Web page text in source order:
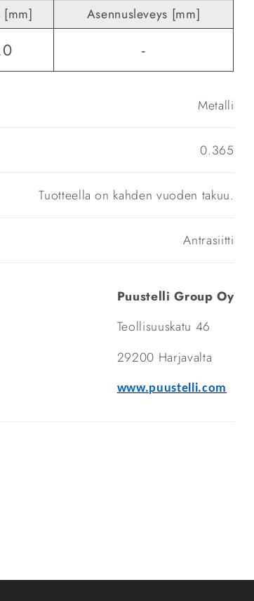
[mm] Asennusleveys [mm]
-
Metalli
0.365
Tuotteella on kahden vuoden takuu.
Antrasiitti
Puustelli Group Oy
Teollisuuskatu 46
29200 Harjavalta
www.puustelli.com